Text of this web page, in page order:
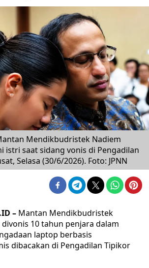
Mendikbudristek Nadiem
istri saat sidang vonis di Pengadilan
Selasa (30/6/2026). Foto: JPNN
– Mantan Mendikbudristek
10 tahun penjara dalam
laptop berbasis
dibacakan di Pengadilan Tipikor